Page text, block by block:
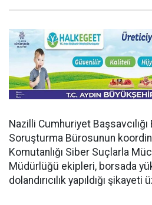
Nazilli Cumhuriyet
Soruşturma Bürosunun
Komutanlığı Siber Suçlarla
Müdürlüğü ekipleri, borsada
dolandırıcılık yapıldığı